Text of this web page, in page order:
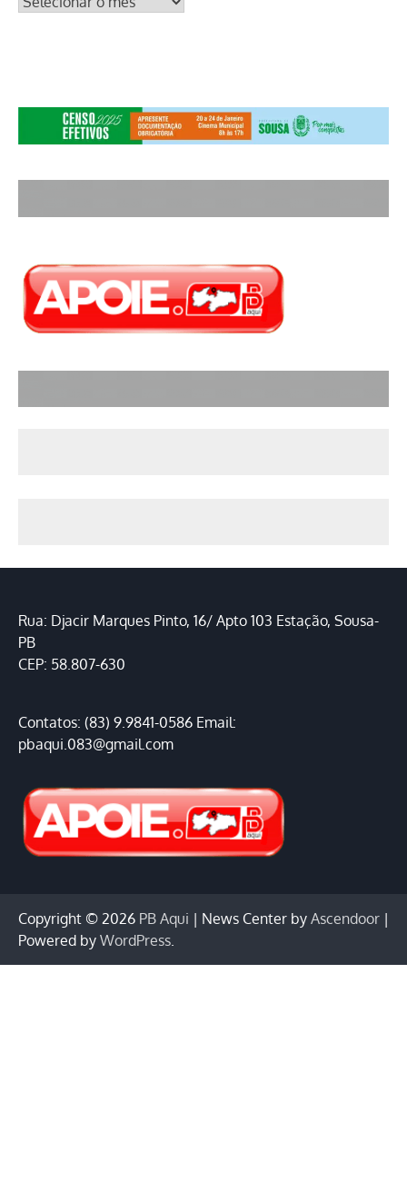
Rua: Djacir Marques Pinto, 16/ Apto 103 Estação, Sousa-
PB
CEP: 58.807-630
Contatos: (83) 9.9841-0586 Email:
pbaqui.083@gmail.com
Copyright © 2026 PB Aqui | News Center by Ascendoor |
Powered by WordPress.